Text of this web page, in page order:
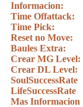
Informacion:
Time Offattack:
Time Pick:
Reset no Move:
Baules Extra:
Crear MG Level:
Crear DL Level:
SoulSuccessRate
LifeSuccessRate
Mas Informacion